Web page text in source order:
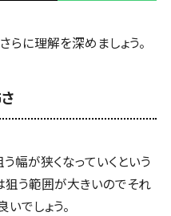
に理解を深めましょう。
幅が狭くなっていくという
狙う範囲が大きいのでそれ
でしょう。